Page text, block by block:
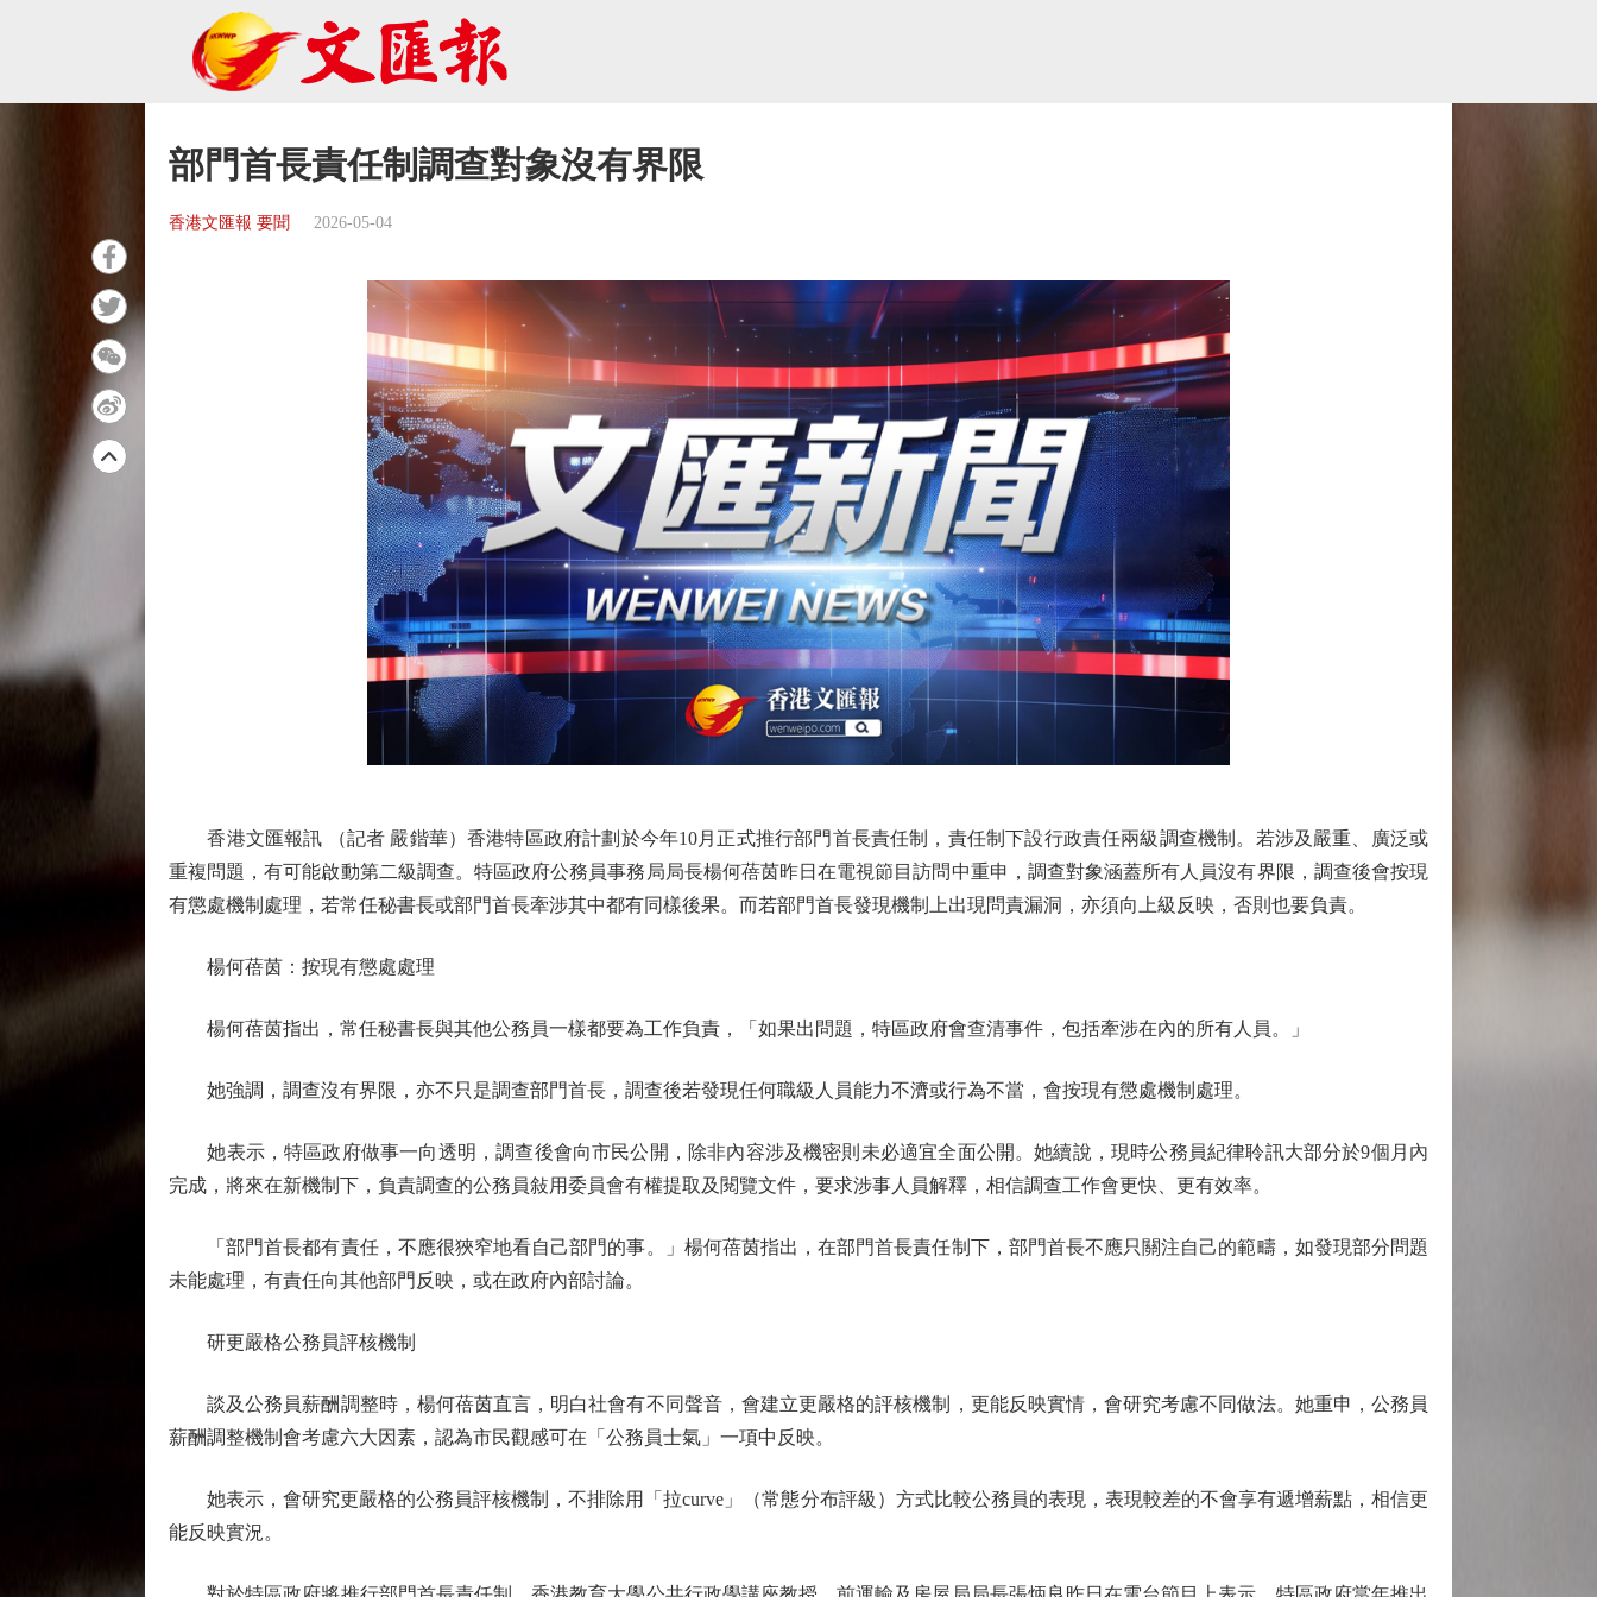
部門首長責任制調查對象沒有界限
香港文匯報 要聞 2026-05-04
香港文匯報訊 （記者 嚴鍇華）香港特區政府計劃於今年10月正式推行部門首長責任制，責任制下設行政責任兩級調查機制。若涉及嚴重、廣泛或
重複問題，有可能啟動第二級調查。特區政府公務員事務局局長楊何蓓茵昨日在電視節目訪問中重申，調查對象涵蓋所有人員沒有界限，調查後會按現
有懲處機制處理，若常任秘書長或部門首長牽涉其中都有同樣後果。而若部門首長發現機制上出現問責漏洞，亦須向上級反映，否則也要負責。
楊何蓓茵：按現有懲處處理
楊何蓓茵指出，常任秘書長與其他公務員一樣都要為工作負責，「如果出問題，特區政府會查清事件，包括牽涉在內的所有人員。」
她強調，調查沒有界限，亦不只是調查部門首長，調查後若發現任何職級人員能力不濟或行為不當，會按現有懲處機制處理。
她表示，特區政府做事一向透明，調查後會向市民公開，除非內容涉及機密則未必適宜全面公開。她續說，現時公務員紀律聆訊大部分於9個月內
完成，將來在新機制下，負責調查的公務員敍用委員會有權提取及閱覽文件，要求涉事人員解釋，相信調查工作會更快、更有效率。
「部門首長都有責任，不應很狹窄地看自己部門的事。」楊何蓓茵指出，在部門首長責任制下，部門首長不應只關注自己的範疇，如發現部分問題
未能處理，有責任向其他部門反映，或在政府內部討論。
研更嚴格公務員評核機制
談及公務員薪酬調整時，楊何蓓茵直言，明白社會有不同聲音，會建立更嚴格的評核機制，更能反映實情，會研究考慮不同做法。她重申，公務員
薪酬調整機制會考慮六大因素，認為市民觀感可在「公務員士氣」一項中反映。
她表示，會研究更嚴格的公務員評核機制，不排除用「拉curve」（常態分布評級）方式比較公務員的表現，表現較差的不會享有遞增薪點，相信更
能反映實況。